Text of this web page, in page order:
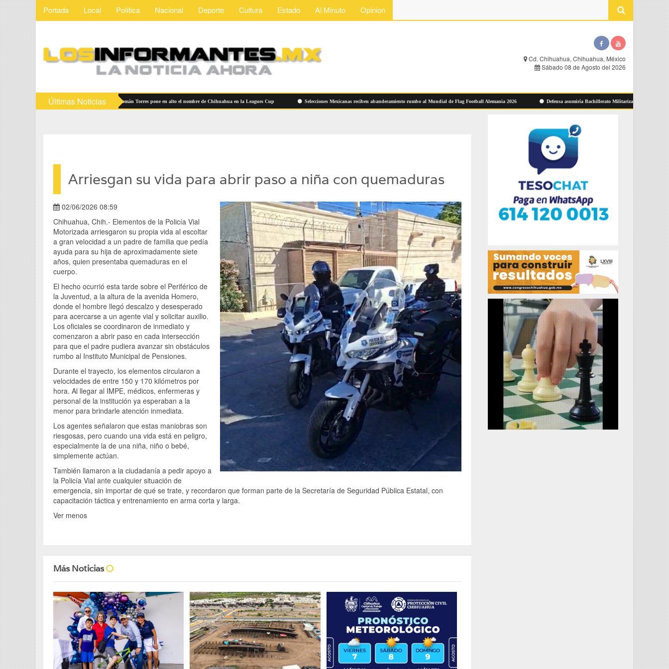
Portada Local Política Nacional Deporte Cultura Estado Al Minuto Opinion
Cd. Chihuahua, Chihuahua, México
Sábado 08 de Agosto del 2026
Últimas Noticias
inversión y datos abiertos Román Torres pone en alto el nombre de Chihuahua en la Leagues Cup Selecciones Mexicanas reciben abanderamiento rumbo al Mundial de Flag Football Alemania 2026 Defensa asumiría Bachillerato Militarizado de Zacatecas
Arriesgan su vida para abrir paso a niña con quemaduras
02/06/2026 08:59
Chihuahua, Chih.- Elementos de la Policía Vial
Motorizada arriesgaron su propia vida al escoltar
a gran velocidad a un padre de familia que pedía
ayuda para su hija de aproximadamente siete
años, quien presentaba quemaduras en el
cuerpo.
El hecho ocurrió esta tarde sobre el Periférico de
la Juventud, a la altura de la avenida Homero,
donde el hombre llegó descalzo y desesperado
para acercarse a un agente vial y solicitar auxilio.
Los oficiales se coordinaron de inmediato y
comenzaron a abrir paso en cada intersección
para que el padre pudiera avanzar sin obstáculos
rumbo al Instituto Municipal de Pensiones.
Durante el trayecto, los elementos circularon a
velocidades de entre 150 y 170 kilómetros por
hora. Al llegar al IMPE, médicos, enfermeras y
personal de la institución ya esperaban a la
menor para brindarle atención inmediata.
Los agentes señalaron que estas maniobras son
riesgosas, pero cuando una vida está en peligro,
especialmente la de una niña, niño o bebé,
simplemente actúan.
También llamaron a la ciudadanía a pedir apoyo a
la Policía Vial ante cualquier situación de
emergencia, sin importar de qué se trate, y recordaron que forman parte de la Secretaría de Seguridad Pública Estatal, con
capacitación táctica y entrenamiento en arma corta y larga.
Ver menos
Más Noticias